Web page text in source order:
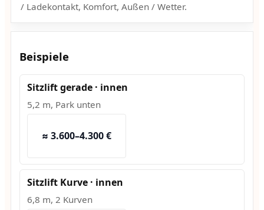
/ Ladekontakt, Komfort, Außen / Wetter.
Beispiele
Sitzlift gerade · innen
5,2 m, Park unten
≈ 3.600–4.300 €
Sitzlift Kurve · innen
6,8 m, 2 Kurven